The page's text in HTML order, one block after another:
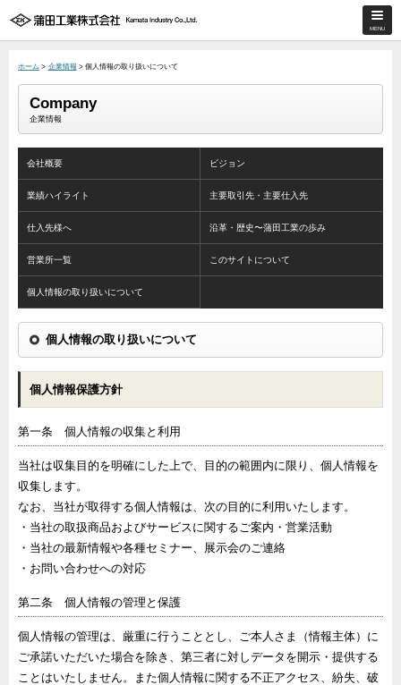
ホーム > 企業情報 > 個人情報の取り扱いについて
Company
企業情報
会社概要 ビジョン
業績ハイライト 主要取引先・主要仕入先
仕入先様へ 沿革・歴史〜蒲田工業の歩み
営業所一覧 このサイトについて
個人情報の取り扱いについて
個人情報の取り扱いについて
個人情報保護方針
第一条 個人情報の収集と利用
当社は収集目的を明確にした上で、目的の範囲内に限り、個人情報を
収集します。
なお、当社が取得する個人情報は、次の目的に利用いたします。
・当社の取扱商品およびサービスに関するご案内・営業活動
・当社の最新情報や各種セミナー、展示会のご連絡
・お問い合わせへの対応
第二条 個人情報の管理と保護
個人情報の管理は、厳重に行うこととし、ご本人さま（情報主体）に
ご承諾いただいた場合を除き、第三者に対しデータを開示・提供する
ことはいたしません。また個人情報に関する不正アクセス、紛失、破